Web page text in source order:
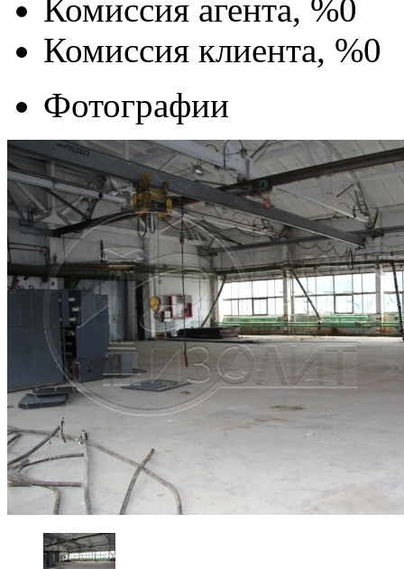
Комиссия агента, %0
Комиссия клиента, %0
Фотографии